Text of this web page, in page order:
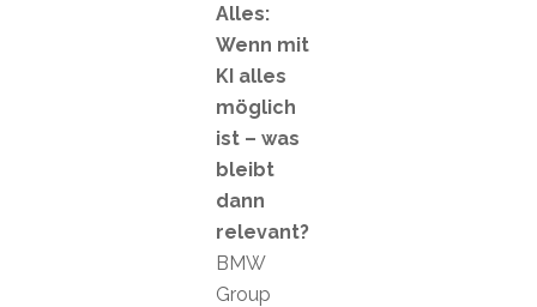
Alles:
Wenn mit
KI alles
möglich
ist – was
bleibt
dann
relevant?
BMW
Group